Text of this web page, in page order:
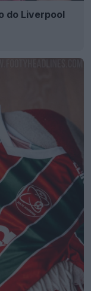
do Liverpool